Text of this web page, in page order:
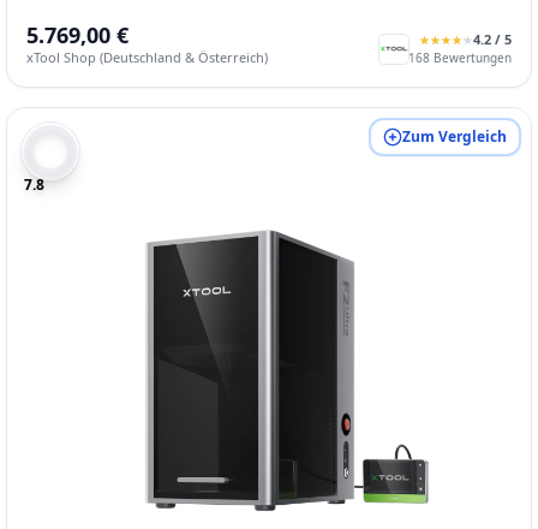
5.769,00 €
xTool Shop (Deutschland & Österreich)
★
★★
★★
★★
★★
★4.2 / 5
168 Bewertungen
7.8
Zum Vergleich